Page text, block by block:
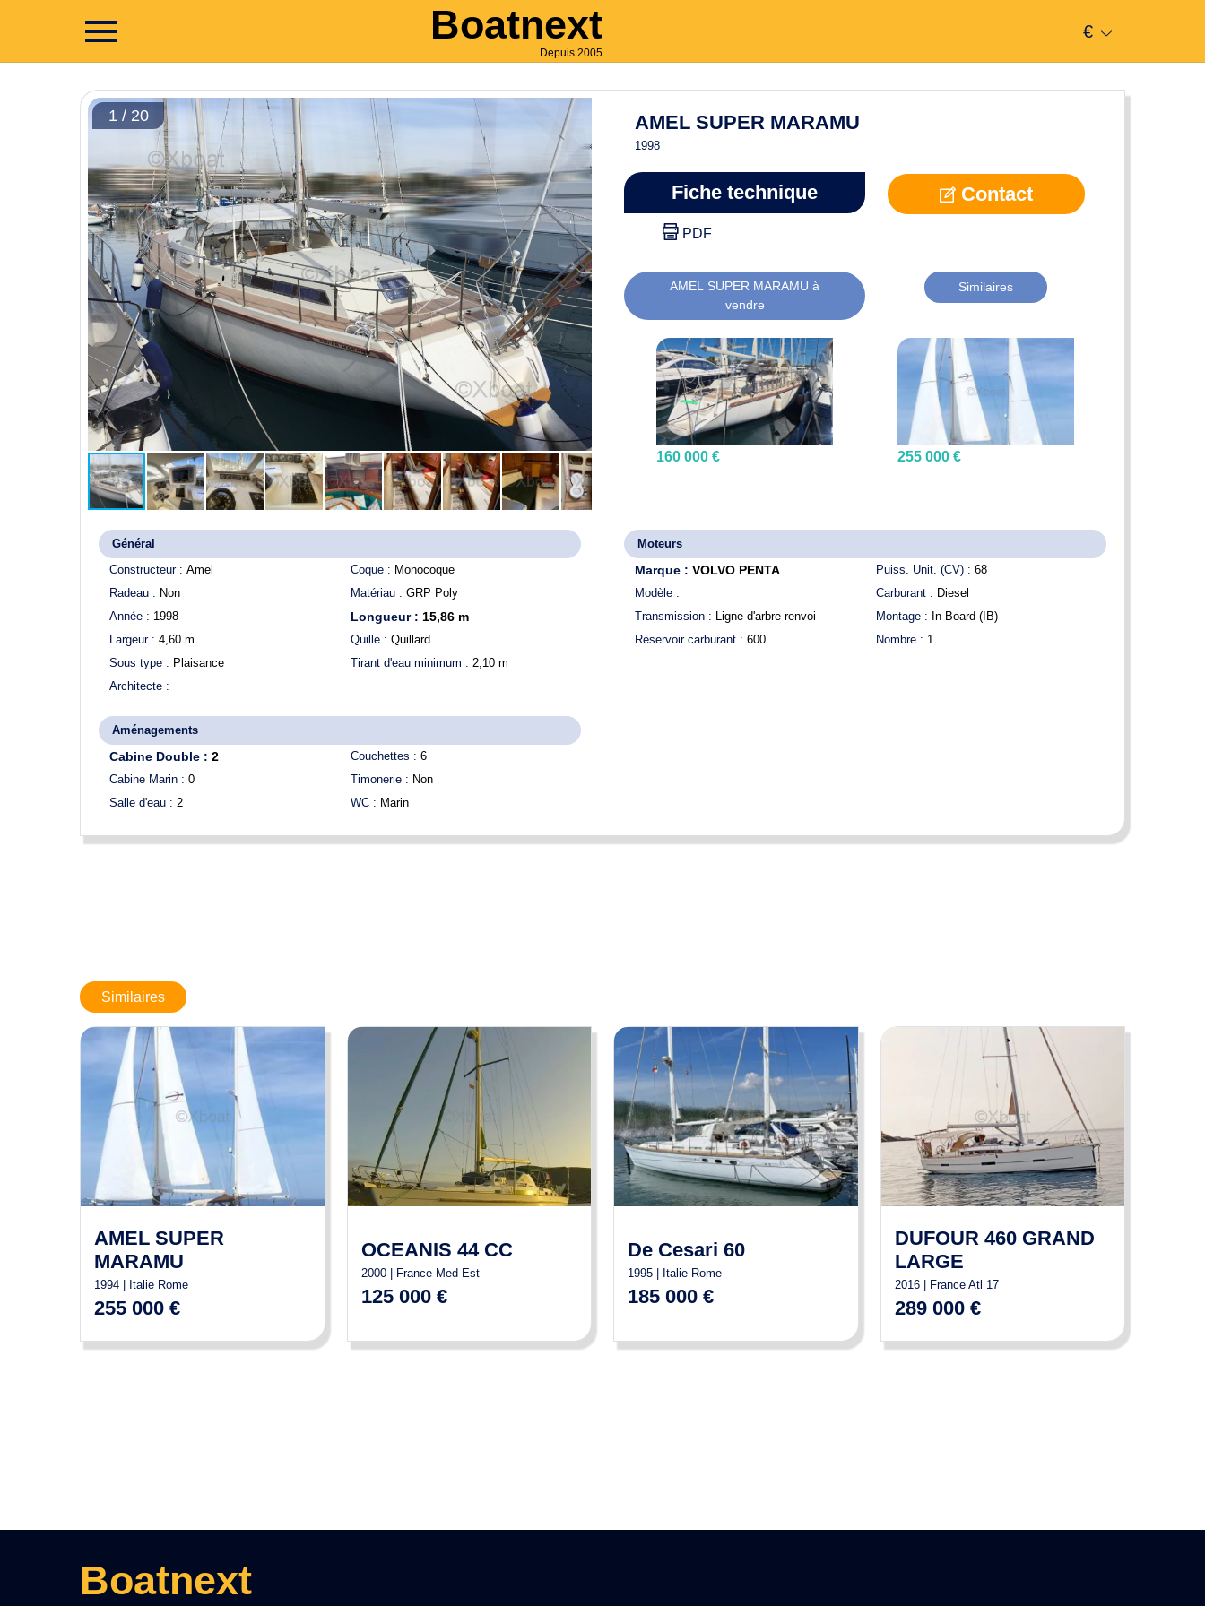
Boatnext
Depuis 2005
€
1 / 20 AMEL SUPER MARAMU
1998
Fiche technique Contact
PDF
AMEL SUPER MARAMU à
vendre
Similaires
160 000 € 255 000 €
Général
Constructeur : Amel
Radeau : Non
Année : 1998
Largeur : 4,60 m
Sous type : Plaisance
Architecte :
Coque : Monocoque
Matériau : GRP Poly
Longueur : 15,86 m
Quille : Quillard
Tirant d'eau minimum : 2,10 m
Moteurs
Marque : VOLVO PENTA
Modèle :
Transmission : Ligne d'arbre renvoi
Réservoir carburant : 600
Puiss. Unit. (CV) : 68
Carburant : Diesel
Montage : In Board (IB)
Nombre : 1
Aménagements
Cabine Double : 2
Cabine Marin : 0
Salle d'eau : 2
Couchettes : 6
Timonerie : Non
WC : Marin
Similaires
AMEL SUPER
MARAMU
1994 | Italie Rome
255 000 €
OCEANIS 44 CC
2000 | France Med Est
125 000 €
De Cesari 60
1995 | Italie Rome
185 000 €
DUFOUR 460 GRAND
LARGE
2016 | France Atl 17
289 000 €
Boatnext